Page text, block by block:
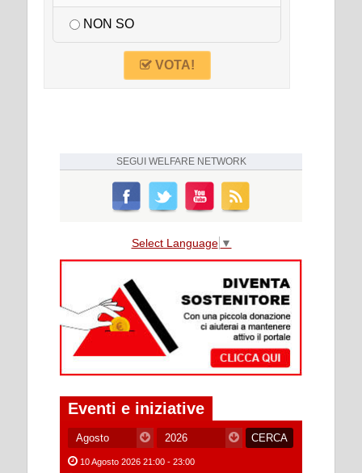
NON SO
VOTA!
SEGUI WELFARE NETWORK
Select Language ▼
Eventi e iniziative
10 Agosto 2026 21:00 - 23:00